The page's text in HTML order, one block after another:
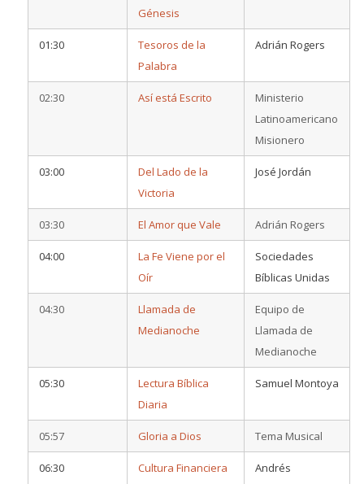
Génesis
01:30
Tesoros de la
Palabra
Adrián Rogers
02:30 Así está Escrito
Ministerio
Latinoamericano
Misionero
03:00
Del Lado de la
Victoria
José Jordán
03:30 El Amor que Vale Adrián Rogers
04:00
La Fe Viene por el
Oír
Sociedades
Bíblicas Unidas
04:30
Llamada de
Medianoche
Equipo de
Llamada de
Medianoche
05:30
Lectura Bíblica
Diaria
Samuel Montoya
05:57 Gloria a Dios Tema Musical
06:30 Cultura Financiera
Andrés